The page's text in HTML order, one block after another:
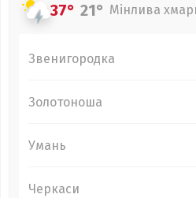
37° 21° Мінлива
Звенигородка
Золотоноша
Умань
Черкаси